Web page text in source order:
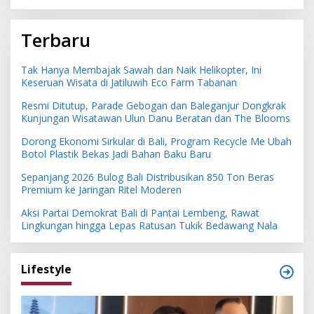
Terbaru
Tak Hanya Membajak Sawah dan Naik Helikopter, Ini
Keseruan Wisata di Jatiluwih Eco Farm Tabanan
Resmi Ditutup, Parade Gebogan dan Baleganjur Dongkrak
Kunjungan Wisatawan Ulun Danu Beratan dan The Blooms
Dorong Ekonomi Sirkular di Bali, Program Recycle Me Ubah
Botol Plastik Bekas Jadi Bahan Baku Baru
Sepanjang 2026 Bulog Bali Distribusikan 850 Ton Beras
Premium ke Jaringan Ritel Moderen
Aksi Partai Demokrat Bali di Pantai Lembeng, Rawat
Lingkungan hingga Lepas Ratusan Tukik Bedawang Nala
Lifestyle